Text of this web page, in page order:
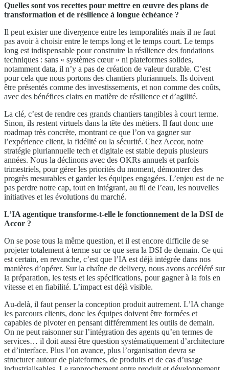
Quelles sont vos recettes pour mettre en œuvre des plans de
transformation et de résilience à longue échéance ?
Il peut exister une divergence entre les temporalités mais il ne faut
pas avoir à choisir entre le temps long et le temps court. Le temps
long est indispensable pour construire la résilience des fondations
techniques : sans « systèmes cœur » ni plateformes solides,
notamment data, il n’y a pas de création de valeur durable. C’est
pour cela que nous portons des chantiers pluriannuels. Ils doivent
être présentés comme des investissements, et non comme des coûts,
avec des bénéfices clairs en matière de résilience et d’agilité.
La clé, c’est de rendre ces grands chantiers tangibles à court terme.
Sinon, ils restent virtuels dans la tête des métiers. Il faut donc une
roadmap très concrète, montrant ce que l’on va gagner sur
l’expérience client, la fidélité ou la sécurité. Chez Accor, notre
stratégie pluriannuelle tech et digitale est stable depuis plusieurs
années. Nous la déclinons avec des OKRs annuels et parfois
trimestriels, pour gérer les priorités du moment, démontrer des
progrès mesurables et garder les équipes engagées. L’enjeu est de ne
pas perdre notre cap, tout en intégrant, au fil de l’eau, les nouvelles
initiatives et les évolutions du marché.
L’IA agentique transforme-t-elle le fonctionnement de la DSI de
Accor ?
On se pose tous la même question, et il est encore difficile de se
projeter totalement à terme sur ce que sera la DSI de demain. Ce qui
est certain, en revanche, c’est que l’IA est déjà intégrée dans nos
manières d’opérer. Sur la chaîne de delivery, nous avons accéléré sur
la préparation, les tests et les spécifications, pour gagner à la fois en
vitesse et en fiabilité. L’impact est déjà visible.
Au-delà, il faut penser la conception produit autrement. L’IA change
les parcours clients, donc les équipes doivent être formées et
capables de pivoter en pensant différemment les outils de demain.
On ne peut raisonner sur l’intégration des agents qu’en termes de
services… il doit aussi être question systématiquement d’architecture
et d’interface. Plus l’on avance, plus l’organisation devra se
structurer autour de plateformes, de produits et de cas d’usage